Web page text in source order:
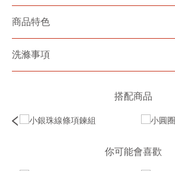
商品特色
洗滌事項
搭配商品
你可能會喜歡